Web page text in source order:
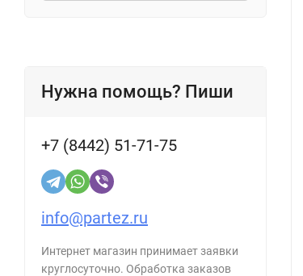
Нужна помощь? Пиши
+7 (8442) 51-71-75
info@partez.ru
Интернет магазин принимает заявки
круглосуточно. Обработка заказов